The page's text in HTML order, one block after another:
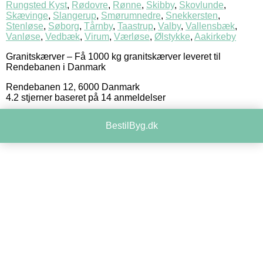
Rungsted Kyst, Rødovre, Rønne, Skibby, Skovlunde,
Skævinge, Slangerup, Smørumnedre, Snekkersten,
Stenløse, Søborg, Tårnby, Taastrup, Valby, Vallensbæk,
Vanløse, Vedbæk, Virum, Værløse, Ølstykke, Aakirkeby
Granitskærver – Få 1000 kg granitskærver leveret til
Rendebanen i Danmark
Rendebanen 12, 6000 Danmark
4.2 stjerner baseret på 14 anmeldelser
BestilByg.dk